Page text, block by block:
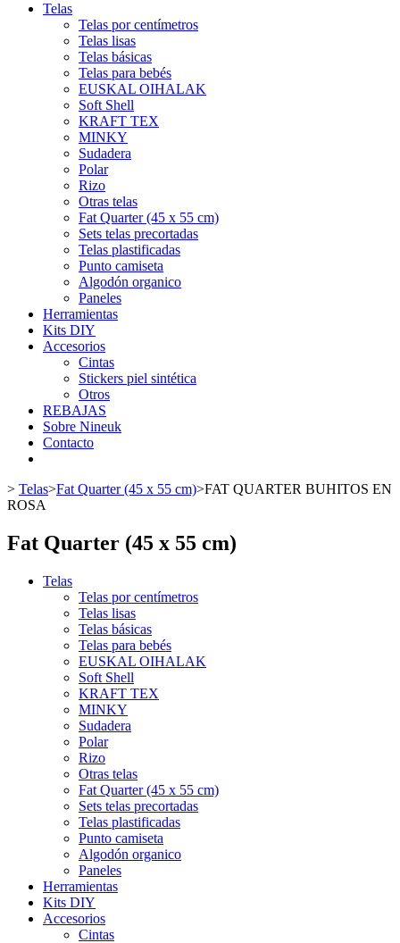
Telas
Telas por centímetros
Telas lisas
Telas básicas
Telas para bebés
EUSKAL OIHALAK
Soft Shell
KRAFT TEX
MINKY
Sudadera
Polar
Rizo
Otras telas
Fat Quarter (45 x 55 cm)
Sets telas precortadas
Telas plastificadas
Punto camiseta
Algodón organico
Paneles
Herramientas
Kits DIY
Accesorios
Cintas
Stickers piel sintética
Otros
REBAJAS
Sobre Nineuk
Contacto
> Telas>Fat Quarter (45 x 55 cm)>FAT QUARTER BUHITOS EN
ROSA
Fat Quarter (45 x 55 cm)
Telas
Telas por centímetros
Telas lisas
Telas básicas
Telas para bebés
EUSKAL OIHALAK
Soft Shell
KRAFT TEX
MINKY
Sudadera
Polar
Rizo
Otras telas
Fat Quarter (45 x 55 cm)
Sets telas precortadas
Telas plastificadas
Punto camiseta
Algodón organico
Paneles
Herramientas
Kits DIY
Accesorios
Cintas
MOTITAS
0,12 €
RAYAS NEGRO Y BLANCO
0,12 €